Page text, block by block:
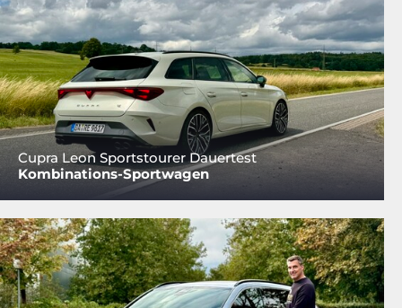
Cupra Leon Sportstourer Dauertest
Kombinations-Sportwagen